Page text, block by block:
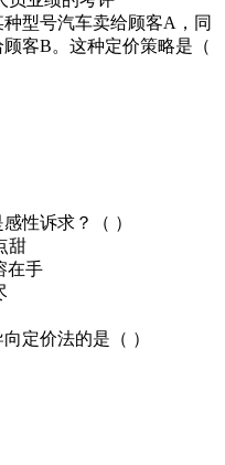
型号汽车卖给顾客A，同
客B。这种定价策略是（
性诉求？（ ）
甜
在手
定价法的是（ ）